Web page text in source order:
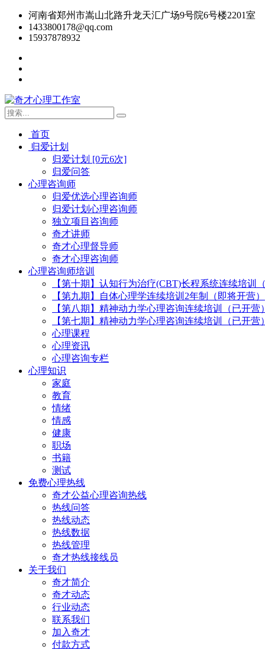
河南省郑州市嵩山北路升龙天汇广场9号院6号楼2201室
1433800178@qq.com
15937878932
首页
归爱计划
归爱计划 [0元6次]
归爱问答
心理咨询师
归爱优选心理咨询师
归爱计划心理咨询师
独立项目咨询师
奇才讲师
奇才心理督导师
奇才心理咨询师
心理咨询师培训
【第十期】认知行为治疗(CBT)长程系统连续培训
【第九期】自体心理学连续培训2年制（即将开营）
【第八期】精神动力学心理咨询连续培训（已开营）
【第七期】精神动力学心理咨询连续培训（已开营）
心理课程
心理资讯
心理咨询专栏
心理知识
家庭
教育
情绪
情感
健康
职场
书籍
测试
免费心理热线
奇才公益心理咨询热线
热线问答
热线动态
热线数据
热线管理
奇才热线接线员
关于我们
奇才简介
奇才动态
行业动态
联系我们
加入奇才
付款方式